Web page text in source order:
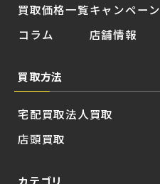
買取価格一覧
コラム
キャンペーン
店舗情報
買取方法
宅配買取
店頭買取
法人買取
カテゴリ